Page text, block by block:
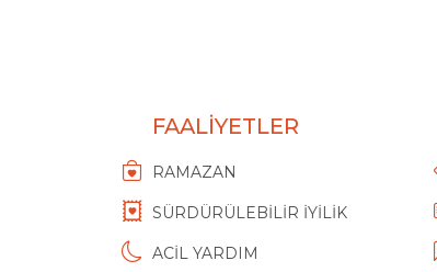
FAALİYETLER
RAMAZAN
SÜRDÜRÜLEBİLİR İYİLİK
ACİL YARDIM